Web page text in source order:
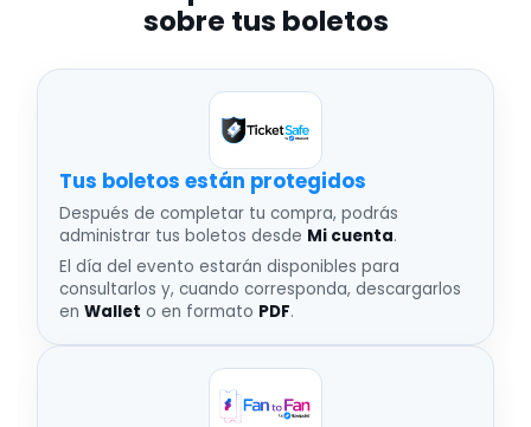
sobre tus boletos
Tus boletos están protegidos
Después de completar tu compra, podrás
administrar tus boletos desde Mi cuenta.
El día del evento estarán disponibles para
consultarlos y, cuando corresponda, descargarlos
en Wallet o en formato PDF.